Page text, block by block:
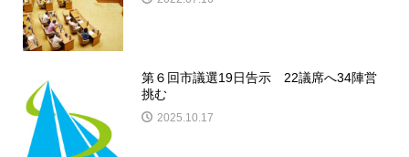
第６回市議選19日告示 22議席へ34陣営
挑む
2025.10.17